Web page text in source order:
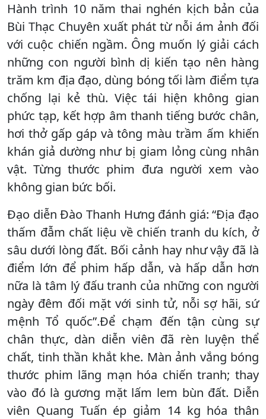
Hành trình 10 năm thai nghén kịch bản của
Bùi Thạc Chuyên xuất phát từ nỗi ám ảnh đối
với cuộc chiến ngầm. Ông muốn lý giải cách
những con người bình dị kiến tạo nên hàng
trăm km địa đạo, dùng bóng tối làm điểm tựa
chống lại kẻ thù. Việc tái hiện không gian
phức tạp, kết hợp âm thanh tiếng bước chân,
hơi thở gấp gáp và tông màu trầm ấm khiến
khán giả dường như bị giam lỏng cùng nhân
vật. Từng thước phim đưa người xem vào
không gian bức bối.
Đạo diễn Đào Thanh Hưng đánh giá: “Địa đạo
thấm đẫm chất liệu về chiến tranh du kích, ở
sâu dưới lòng đất. Bối cảnh hay như vậy đã là
điểm lớn để phim hấp dẫn, và hấp dẫn hơn
nữa là tâm lý đấu tranh của những con người
ngày đêm đối mặt với sinh tử, nỗi sợ hãi, sứ
mệnh Tổ quốc”.Để chạm đến tận cùng sự
chân thực, dàn diễn viên đã rèn luyện thể
chất, tinh thần khắt khe. Màn ảnh vắng bóng
thước phim lãng mạn hóa chiến tranh; thay
vào đó là gương mặt lấm lem bùn đất. Diễn
viên Quang Tuấn ép giảm 14 kg hóa thân